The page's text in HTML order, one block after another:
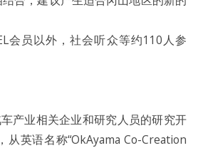
会员以外，社会听众等约110人参
产业相关企业和研究人员的研究开
英语名称“OkAyama Co-Creation